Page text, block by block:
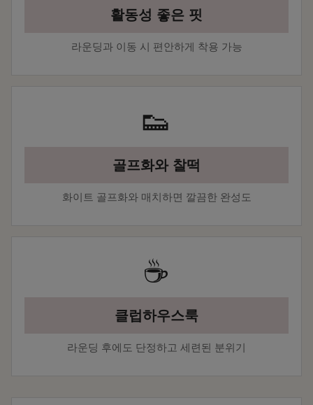
활동성 좋은 핏
라운딩과 이동 시 편안하게 착용 가능
👟
골프화와 찰떡
화이트 골프화와 매치하면 깔끔한 완성도
☕
클럽하우스룩
라운딩 후에도 단정하고 세련된 분위기